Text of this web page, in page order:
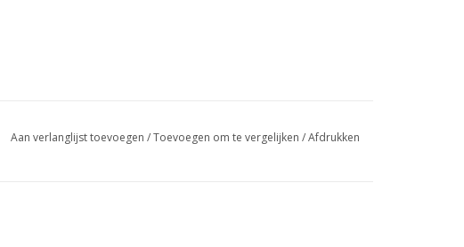
Aan verlanglijst toevoegen /Toevoegen om te vergelijken /Afdrukken